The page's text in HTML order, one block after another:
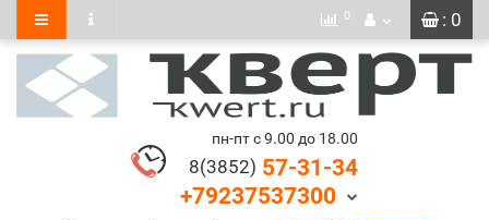
: 0
0
пн-пт с 9.00 до 18.00
8(3852) 57-31-34
+79237537300